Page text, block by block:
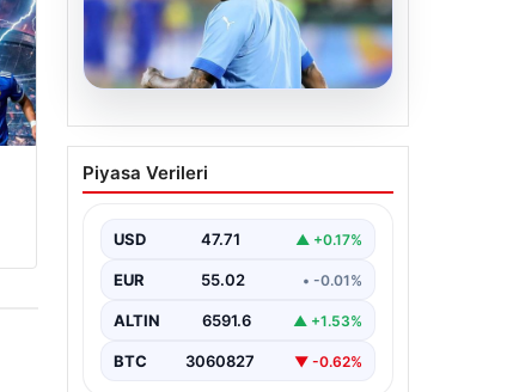
05.08.2026
Neymar’ın maç sonrası
gerginlik yaşadığı anlar!
Piyasa Verileri
USD 47.71 ▲ +0.17%
EUR 55.02 • -0.01%
ALTIN 6591.6 ▲ +1.53%
BTC 3060827 ▼ -0.62%